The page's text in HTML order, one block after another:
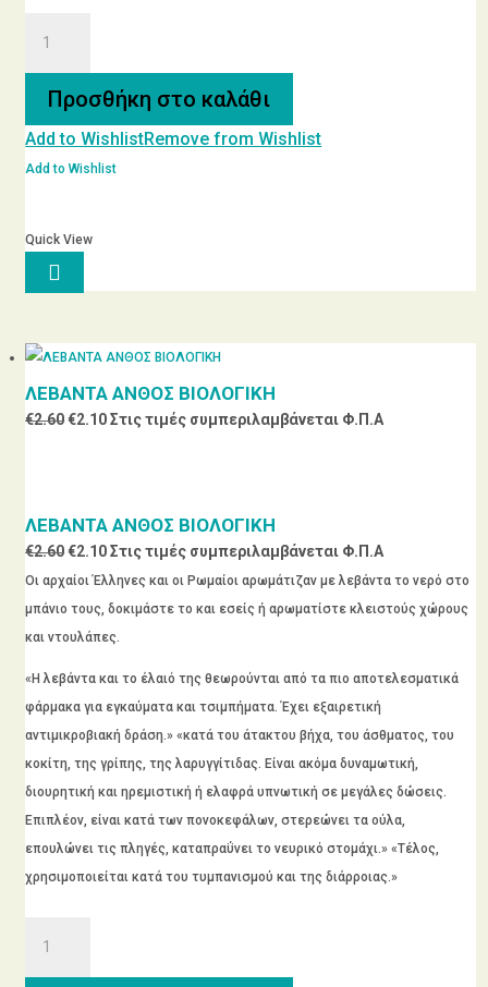
Προσθήκη στο καλάθι
Add to WishlistRemove from Wishlist
Add to Wishlist
Quick View

ΛΕΒΑΝΤΑ ΑΝΘΟΣ ΒΙΟΛΟΓΙΚΗ
€2.60Original
€2.10Η
€2.10.
Στις τιμές συμπεριλαμβάνεται Φ.Π.Α
ΛΕΒΑΝΤΑ ΑΝΘΟΣ ΒΙΟΛΟΓΙΚΗ
€2.60Original
price
was:
€2.60.
€2.10Η
τρέχουσα
τιμή
είναι:
Στις τιμές συμπεριλαμβάνεται Φ.Π.Α
Οι αρχαίοι Έλληνες και οι Ρωμαίοι αρωμάτιζαν με λεβάντα το νερό στο
μπάνιο τους, δοκιμάστε το και εσείς ή αρωματίστε κλειστούς χώρους
και ντουλάπες.
«Η λεβάντα και το έλαιό της θεωρούνται από τα πιο αποτελεσματικά
φάρμακα για εγκαύματα και τσιμπήματα. Έχει εξαιρετική
αντιμικροβιακή δράση.» «κατά του άτακτου βήχα, του άσθματος, του
κοκίτη, της γρίπης, της λαρυγγίτιδας. Είναι ακόμα δυναμωτική,
διουρητική και ηρεμιστική ή ελαφρά υπνωτική σε μεγάλες δώσεις.
Επιπλέον, είναι κατά των πονοκεφάλων, στερεώνει τα ούλα,
επουλώνει τις πληγές, καταπραΰνει το νευρικό στομάχι.» «Τέλος,
χρησιμοποιείται κατά του τυμπανισμού και της διάρροιας.»